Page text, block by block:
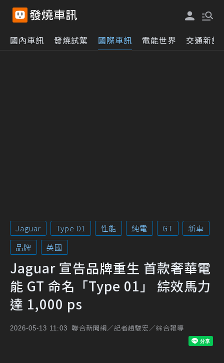
國內車訊 發燒試駕 國際車訊 電能世界 交通新訊
Jaguar Type 01 性能 純電 GT
新車
品牌
英國
Jaguar 宣告品牌重生 首款奢華電
能 GT 命名「Type 01」 綜效馬力
達 1,000 ps
2026-05-13 11:03 聯合新聞網／記者趙駿宏／綜合報導